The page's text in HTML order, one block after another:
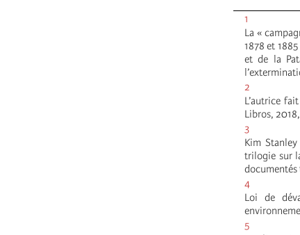
1
La «
1878 et
et de la
2
L’autrice
Libros,
3
Kim
trilogie sur
4
Loi de
5